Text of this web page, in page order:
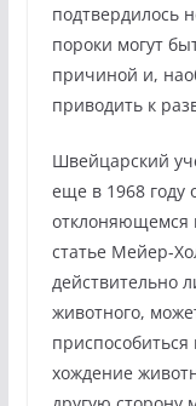
подтвердилось
пороки могут
причиной и,
приводить к
Швейцарский
еще в 1968 году
отклоняющемся
статье Мейер-
действительно
животного,
хождение